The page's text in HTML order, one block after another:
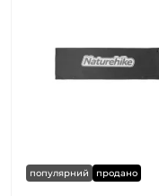
популярний продано